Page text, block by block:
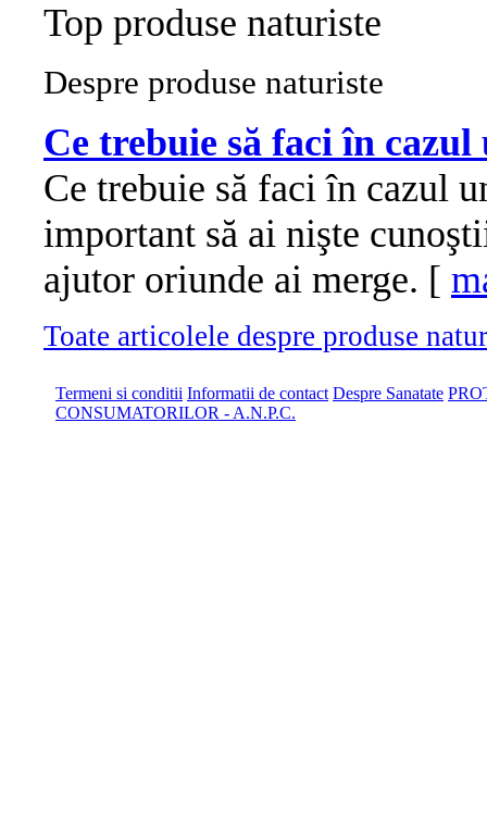
Top produse naturiste
Despre produse naturiste
Ce trebuie să faci în
Ce trebuie să faci în cazul
important să ai nişte
ajutor oriunde ai merge. [
Toate articolele despre produse
Termeni si conditii Informatii de contact Despre Sanatate
CONSUMATORILOR - A.N.P.C.